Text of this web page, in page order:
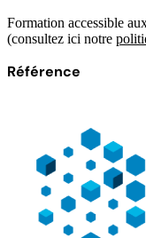
Formation accessible
(consultez ici notre
Référence